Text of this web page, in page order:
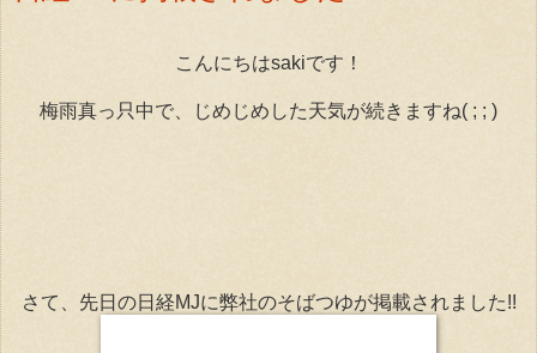
こんにちはsakiです！
梅雨真っ只中で、じめじめした天気が続きますね( ; ; )
さて、先日の日経MJに弊社のそばつゆが掲載されました!!